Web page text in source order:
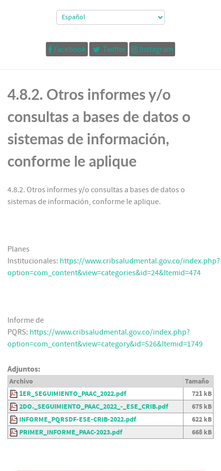
Facebook Twitter Instagram
4.8.2. Otros informes y/o
consultas a bases de datos o
sistemas de información,
conforme le aplique
4.8.2. Otros informes y/o consultas a bases de datos o
sistemas de información, conforme le aplique.
Planes
Institucionales: https://www.cribsaludmental.gov.co/index.php?
option=com_content&view=categories&id=24&Itemid=474
Informe de
PQRS: https://www.cribsaludmental.gov.co/index.php?
option=com_content&view=category&id=526&Itemid=1749
Adjuntos:
Archivo
Tamaño
1ER_SEGUIMIENTO_PAAC_2022.pdf
721 kB
2DO._SEGUIMIENTO_PAAC_2022_-_ESE_CRIB.pdf
675 kB
INFORME_PQRSDF-ESE-CRIB-2022.pdf
622 kB
PRIMER_INFORME_PAAC-2023.pdf
668 kB